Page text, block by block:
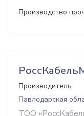
Производство
Производитель
Павлодарская
ТОО